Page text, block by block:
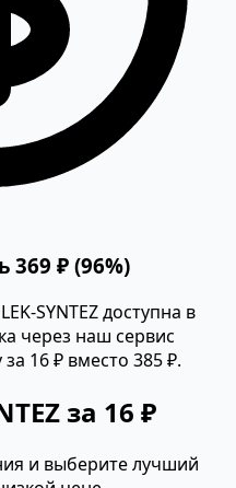
₽ (96%)
SYNTEZ доступна в
через наш сервис
16 ₽ вместо 385 ₽.
за 16 ₽
и выберите лучший